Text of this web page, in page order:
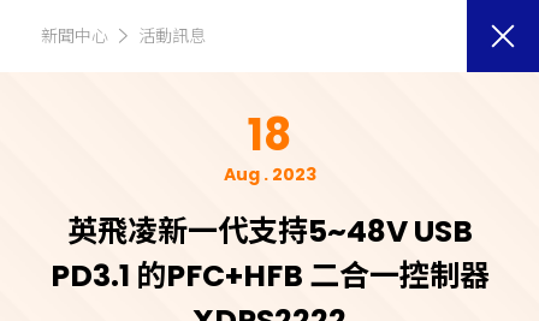
新聞中心 活動訊息
18
Aug . 2023
英飛凌新一代支持5~48V USB
PD3.1 的PFC+HFB 二合一控制器